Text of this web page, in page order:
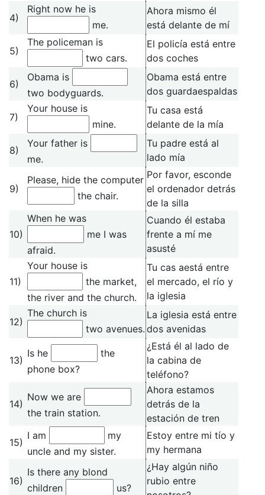
4)
Right now he is
me.
Ahora mismo él
está delante de mí
5)
The policeman is
two cars.
El policía está entre
dos coches
6)
Obama is
two bodyguards.
Obama está entre
dos guardaespaldas
7)
Your house is
mine.
Tu casa está
delante de la mía
8)
Your father is
me.
Tu padre está al
lado mía
9)
Please, hide the computer
the chair.
Por favor, esconde
el ordenador detrás
de la silla
10)
When he was
me I was
afraid.
Cuando él estaba
frente a mí me
asusté
11)
Your house is
the market,
the river and the church.
Tu cas aestá entre
el mercado, el río y
la iglesia
12)
The church is
two avenues.
La iglesia está entre
dos avenidas
13)
Is he
the
phone box?
¿Está él al lado de
la cabina de
teléfono?
14)
Now we are
the train station.
Ahora estamos
detrás de la
estación de tren
15)
I am
my
uncle and my sister.
Estoy entre mi tío y
my hermana
16)
Is there any blond
children
us?
¿Hay algún niño
rubio entre